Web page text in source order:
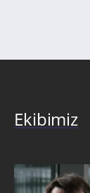
Ekibimiz